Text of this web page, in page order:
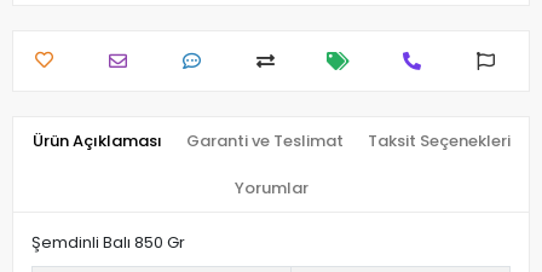
Ürün Açıklaması Garanti ve Teslimat Taksit Seçenekleri
Yorumlar
Şemdinli Balı 850 Gr